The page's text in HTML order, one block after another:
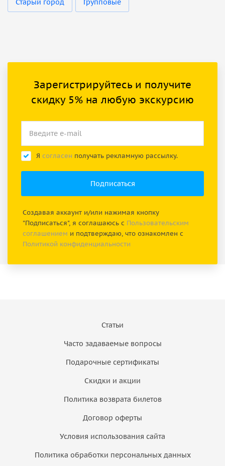
Старый город Групповые
Зарегистрируйтесь и получите
скидку 5% на любую экскурсию
Я согласен получать рекламную рассылку.
Создавая аккаунт и/или нажимая кнопку
"Подписаться", я соглашаюсь с Пользовательским
соглашением и подтверждаю, что ознакомлен с
Политикой конфиденциальности
Статьи
Часто задаваемые вопросы
Подарочные сертификаты
Скидки и акции
Политика возврата билетов
Договор оферты
Условия использования сайта
Политика обработки персональных данных